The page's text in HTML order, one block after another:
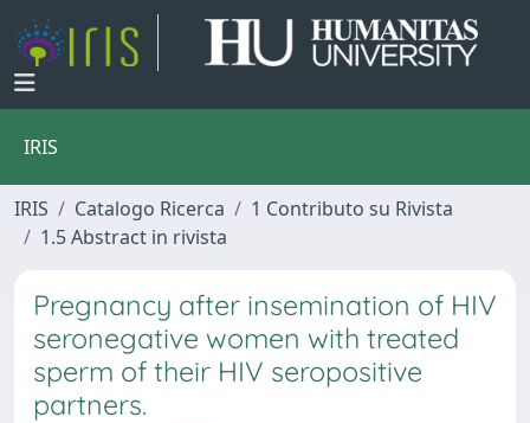
IRIS
IRIS Catalogo Ricerca
1 Contributo su Rivista
1.5 Abstract in rivista
Pregnancy after insemination of HIV
seronegative women with treated
sperm of their HIV seropositive
partners.